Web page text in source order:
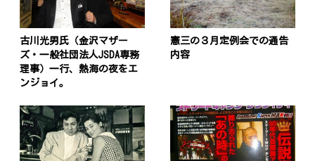
古川光男氏（金沢マザー
ズ・一般社団法人JSDA専務
理事）一行、熱海の夜をエ
ンジョイ。
憲三の３月定例会での通告
内容